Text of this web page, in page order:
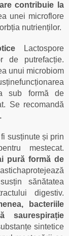
contribuie la
unei microflore
nutrienților.
Lactospore
de putrefacție.
unui microbiom
sub formă de
Se recomandă
susținute și prin
mestecat.
pură formă de
sănătatea
digestiv.
bacteriile
saurespirație
sintetice